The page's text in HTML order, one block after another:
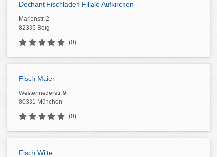
Dechant Fischladen Filiale Aufkirchen
Marienstr. 2
82335 Berg
(0)
Fisch Maier
Westenriederstr. 9
80331 München
(0)
Fisch Witte